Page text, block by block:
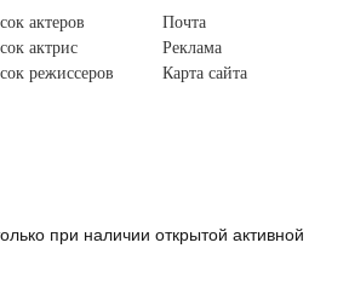
актеров
актрис
режиссеров
Почта
Реклама
Карта сайта
при наличии открытой активной